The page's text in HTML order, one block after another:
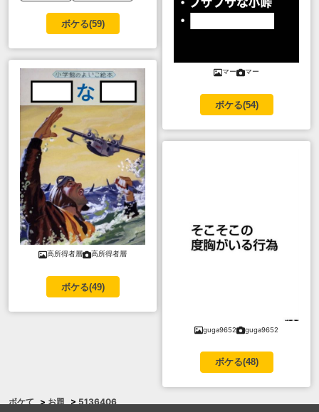
ボケる(59)
高所得者層 高所得者層
ボケる(49)
マー マー
ボケる(54)
guga9652 guga9652
ボケる(48)
ボケて > お題 > 5136406